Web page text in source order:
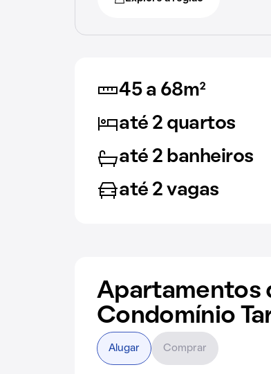
45 a 68m²
até 2 quartos
até 2 banheiros
até 2 vagas
Apartamentos
Condomínio
Alugar Comprar